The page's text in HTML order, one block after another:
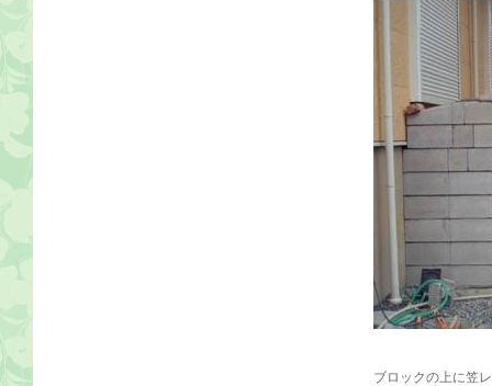
ブロックの上に笠